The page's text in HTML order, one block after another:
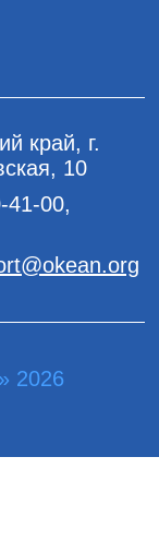
край, г.
10
41-00,
2026